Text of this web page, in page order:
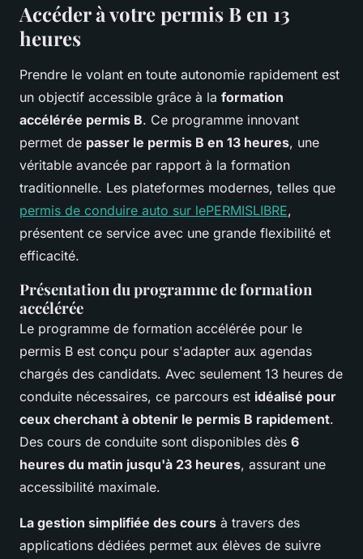
Accéder à votre permis B en 13
heures
Prendre le volant en toute autonomie rapidement est
un objectif accessible grâce à la formation
accélérée permis B. Ce programme innovant
permet de passer le permis B en 13 heures, une
véritable avancée par rapport à la formation
traditionnelle. Les plateformes modernes, telles que
permis de conduire auto sur lePERMISLIBRE,
présentent ce service avec une grande flexibilité et
efficacité.
Présentation du programme de formation
accélérée
Le programme de formation accélérée pour le
permis B est conçu pour s'adapter aux agendas
chargés des candidats. Avec seulement 13 heures de
conduite nécessaires, ce parcours est idéalisé pour
ceux cherchant à obtenir le permis B rapidement.
Des cours de conduite sont disponibles dès 6
heures du matin jusqu'à 23 heures, assurant une
accessibilité maximale.
La gestion simplifiée des cours à travers des
applications dédiées permet aux élèves de suivre